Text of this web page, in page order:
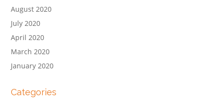
August 2020
July 2020
April 2020
March 2020
January 2020
Categories